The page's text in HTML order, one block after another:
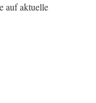
auf aktuelle